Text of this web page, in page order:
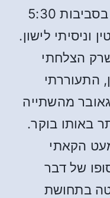
פורנו והיכרויות מטופשים. בסביבות 5:30
וניסיתי לישון.
הצלחתי
התעוררתי
מהשתייה
באותו בוקר.
הקאתי
של דבר
בתחושת